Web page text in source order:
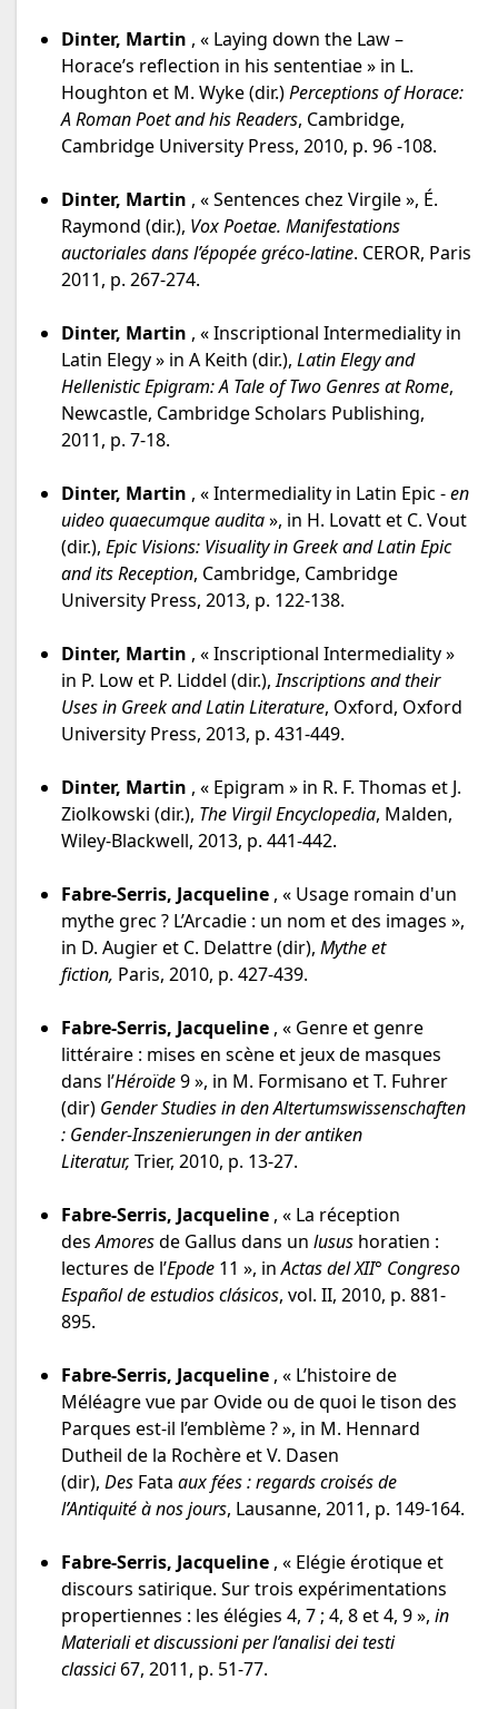
Dinter, Martin , « Laying down the Law –
Horace’s reflection in his sententiae » in L.
Houghton et M. Wyke (dir.)Perceptions of Horace:
A Roman Poet and his Readers, Cambridge,
Cambridge University Press, 2010, p. 96 -108.
Dinter, Martin , « Sentences chez Virgile », É.
Raymond (dir.), Vox Poetae. Manifestations
auctoriales dans l’épopée gréco-latine. CEROR, Paris
2011, p. 267-274.
Dinter, Martin , « Inscriptional Intermediality in
Latin Elegy » in A Keith (dir.), Latin Elegy and
Hellenistic Epigram: A Tale of Two Genres at Rome,
Newcastle, Cambridge Scholars Publishing,
2011, p. 7-18.
Dinter, Martin , « Intermediality in Latin Epic -en
uideo quaecumque audita», in H. Lovatt et C. Vout
(dir.), Epic Visions: Visuality in Greek and Latin Epic
and its Reception, Cambridge, Cambridge
University Press, 2013, p. 122-138.
Dinter, Martin , « Inscriptional Intermediality »
in P. Low et P. Liddel (dir.),Inscriptions and their
Uses in Greek and Latin Literature, Oxford, Oxford
University Press, 2013, p. 431-449.
Dinter, Martin , « Epigram » in R. F. Thomas et J.
Ziolkowski (dir.), The Virgil Encyclopedia, Malden,
Wiley-Blackwell, 2013, p. 441-442.
Fabre-Serris, Jacqueline , « Usage romain d'un
mythe grec ? L’Arcadie : un nom et des images »,
in D. Augier et C. Delattre (dir), Mythe et
fiction, Paris, 2010, p. 427-439.
Fabre-Serris, Jacqueline , « Genre et genre
littéraire : mises en scène et jeux de masques
dans l’Héroïde9 », in M. Formisano et T. Fuhrer
(dir) Gender Studies in den Altertumswissenschaften
: Gender-Inszenierungen in der antiken
Literatur, Trier, 2010, p. 13-27.
Fabre-Serris, Jacqueline , « La réception
desAmoresde Gallus dans un lusus horatien :
lectures de l’Epode 11 », inActas del XII° Congreso
Español de estudios clásicos, vol. II, 2010, p. 881-
895.
Fabre-Serris, Jacqueline , « L’histoire de
Méléagre vue par Ovide ou de quoi le tison des
Parques est-il l’emblème ? », in M. Hennard
Dutheil de la Rochère et V. Dasen
(dir), Des Fata aux fées : regards croisés de
l’Antiquité à nos jours, Lausanne, 2011, p. 149-164.
Fabre-Serris, Jacqueline , « Elégie érotique et
discours satirique. Sur trois expérimentations
propertiennes : les élégies 4, 7 ; 4, 8 et 4, 9 », in
Materiali et discussioni per l’analisi dei testi
classici67, 2011, p. 51-77.